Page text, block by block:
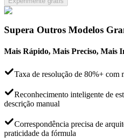
Supera Outros Modelos
Mais Rápido, Mais Preciso, Mais
Taxa de resolução de 80%+ com
Reconhecimento inteligente de
descrição manual
Correspondência precisa de
praticidade da fórmula